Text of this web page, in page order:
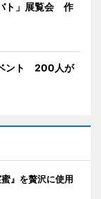
ト」展覧会 作
ベント 200人が
』を贅沢に使用